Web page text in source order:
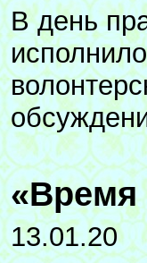
В день
«Время
13.01.20